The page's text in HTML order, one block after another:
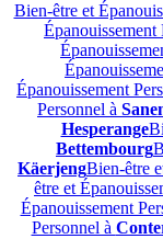
Bien-être et
Épanouissement
Épanouissement
Personnel à
Hesperange
Bettembourg
KäerjengBien-être
être et
Épanouissement
Personnel à